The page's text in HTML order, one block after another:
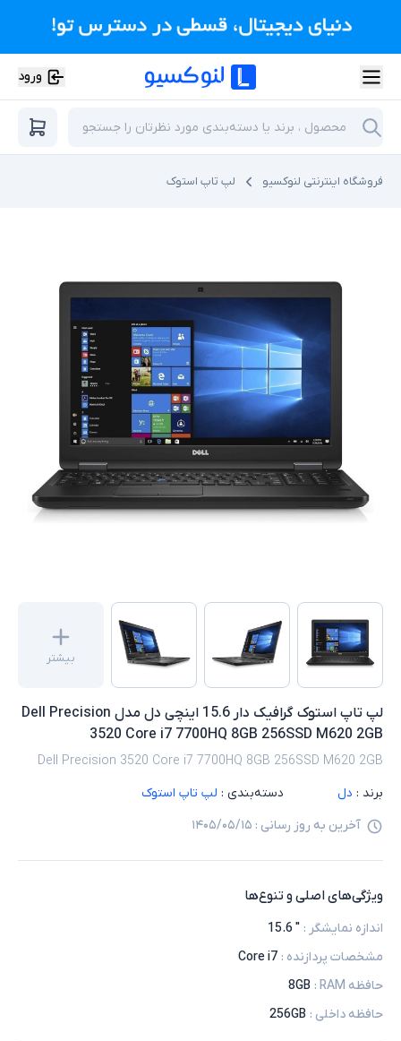
ورود
فروشگاه اینترنتی لنوکسیو لپ تاپ استوک
بیشتر
لپ تاپ استوک گرافیک دار 15.6 اینچی دل مدل Dell Precision
3520 Core i7 7700HQ 8GB 256SSD M620 2GB
Dell Precision 3520 Core i7 7700HQ 8GB 256SSD M620 2GB
برند : دل دسته‌بندی : لپ تاپ استوک
آخرین به روز رسانی : ۱۴۰۵/۰۵/۱۵
ویژگی‌های اصلی و تنوع‌ها
اندازه نمایشگر :
" 15.6
مشخصات پردازنده :
Core i7
حافظه RAM
:
8GB
حافظه داخلی :
256GB